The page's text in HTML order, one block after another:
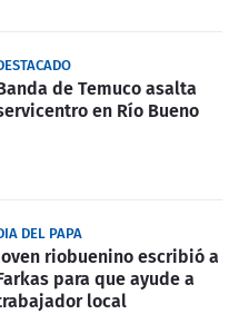
de Temuco asalta
en Río Bueno
DEL PAPA
riobuenino escribió a
para que ayude a
local